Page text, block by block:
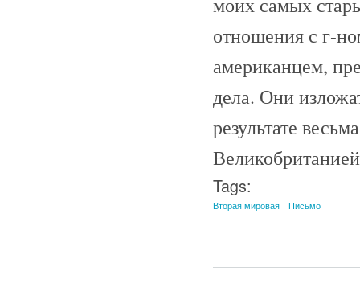
отношения с г-
американцем,
дела. Они
результате
Tags:
Вторая мировая Письмо